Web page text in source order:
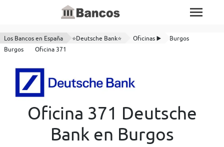
Los Bancos en España ⭐Deutsche Bank⭐ Oficinas ▶️
Burgos
Burgos
Oficina 371
Oficina 371 Deutsche
Bank en Burgos